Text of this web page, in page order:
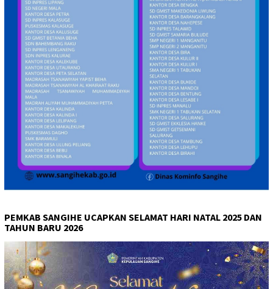
PEMKAB SANGIHE UCAPKAN SELAMAT HARI NATAL 2025 DAN
TAHUN BARU 2026